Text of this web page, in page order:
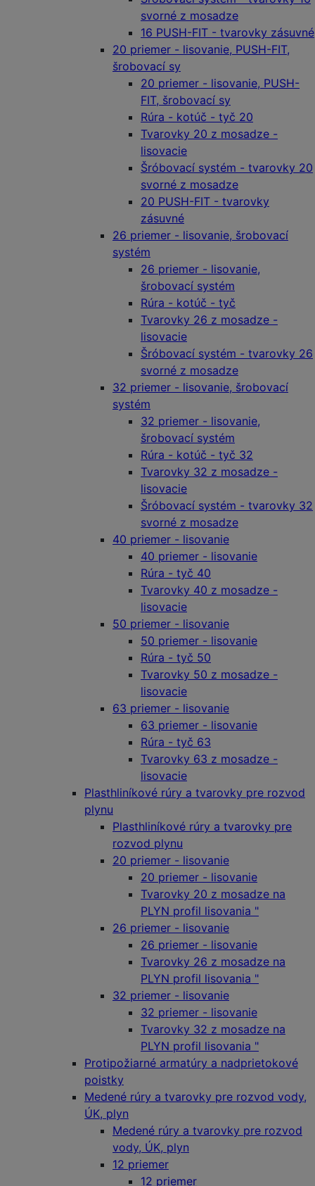
svorné z mosadze
16 PUSH-FIT - tvarovky zásuvné
20 priemer - lisovanie, PUSH-FIT,
šrobovací sy
20 priemer - lisovanie, PUSH-
FIT, šrobovací sy
Rúra - kotúč - tyč 20
Tvarovky 20 z mosadze -
lisovacie
Šróbovací systém - tvarovky 20
svorné z mosadze
20 PUSH-FIT - tvarovky
zásuvné
26 priemer - lisovanie, šrobovací
systém
26 priemer - lisovanie,
šrobovací systém
Rúra - kotúč - tyč
Tvarovky 26 z mosadze -
lisovacie
Šróbovací systém - tvarovky 26
svorné z mosadze
32 priemer - lisovanie, šrobovací
systém
32 priemer - lisovanie,
šrobovací systém
Rúra - kotúč - tyč 32
Tvarovky 32 z mosadze -
lisovacie
Šróbovací systém - tvarovky 32
svorné z mosadze
40 priemer - lisovanie
40 priemer - lisovanie
Rúra - tyč 40
Tvarovky 40 z mosadze -
lisovacie
50 priemer - lisovanie
50 priemer - lisovanie
Rúra - tyč 50
Tvarovky 50 z mosadze -
lisovacie
63 priemer - lisovanie
63 priemer - lisovanie
Rúra - tyč 63
Tvarovky 63 z mosadze -
lisovacie
Plasthliníkové rúry a tvarovky pre rozvod
plynu
Plasthliníkové rúry a tvarovky pre
rozvod plynu
20 priemer - lisovanie
20 priemer - lisovanie
Tvarovky 20 z mosadze na
PLYN profil lisovania "
26 priemer - lisovanie
26 priemer - lisovanie
Tvarovky 26 z mosadze na
PLYN profil lisovania "
32 priemer - lisovanie
32 priemer - lisovanie
Tvarovky 32 z mosadze na
PLYN profil lisovania "
Protipožiarné armatúry a nadprietokové
poistky
Medené rúry a tvarovky pre rozvod vody,
ÚK, plyn
Medené rúry a tvarovky pre rozvod
vody, ÚK, plyn
12 priemer
12 priemer